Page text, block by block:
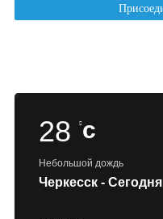
28 c
Небольшой дождь
Черкесск - Сегодня